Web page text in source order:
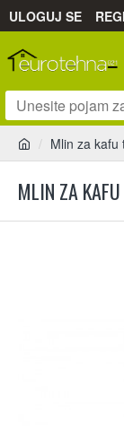
ULOGUJ SE
Mlin za kafu
MLIN ZA